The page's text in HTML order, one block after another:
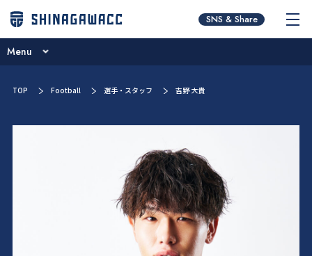
チームコンセプト
ブログ
ニュース
試合日程･結果
選手／スタッフ紹介
SNS & Share
Menu
TOP Football 選手・スタッフ 吉野 大貴